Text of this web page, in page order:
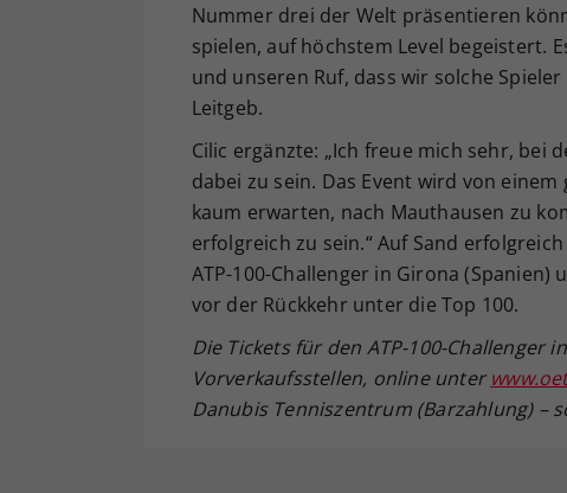
Nummer drei der Welt präsentieren
spielen, auf höchstem Level begeistert.
und unseren Ruf, dass wir solche
Leitgeb.
Cilic ergänzte: „Ich freue mich sehr, bei
dabei zu sein. Das Event wird von
kaum erwarten, nach Mauthausen zu
erfolgreich zu sein.“ Auf Sand
ATP-100-Challenger in Girona
vor der Rückkehr unter die Top 100.
Die Tickets für den ATP-100-Challenger
Vorverkaufsstellen, online unter
Danubis Tenniszentrum (Barzahlung) –